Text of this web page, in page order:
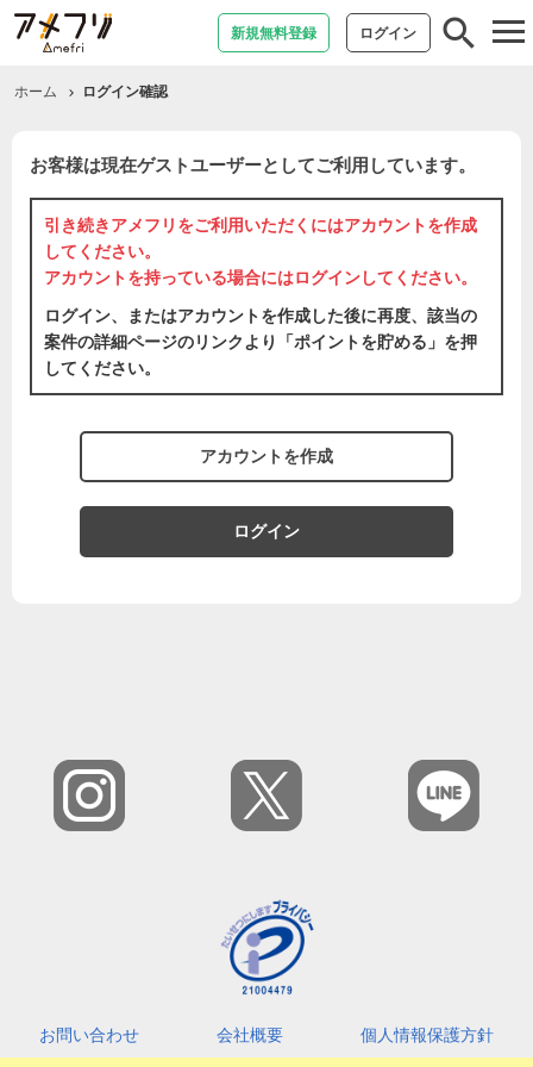
新規無料登録 ログイン
ホーム ログイン確認
お客様は現在ゲストユーザーとしてご利用しています。
引き続きアメフリをご利用いただくにはアカウントを作成
してください。
アカウントを持っている場合にはログインしてください。
ログイン、またはアカウントを作成した後に再度、該当の
案件の詳細ページのリンクより「ポイントを貯める」を押
してください。
アカウントを作成
ログイン
お問い合わせ 会社概要
個人情報保護方針